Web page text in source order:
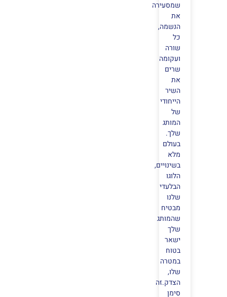
שמסעירה
את
הנשמה,
כל
שורה
ועקומה
שרים
את
השיר
הייחודי
של
המותג
שלך.
בעולם
מלא
בשינויים,
הלוגו
הבלעדי
שלנו
מבטיח
שהמותג
שלך
ישאר
בטוח
במטרה
שלו,
הצדק.זה
סימן